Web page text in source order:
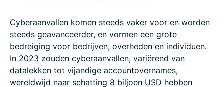
Cyberaanvallen komen steeds vaker voor en worden
steeds geavanceerder, en vormen een grote
bedreiging voor bedrijven, overheden en individuen.
In 2023 zouden cyberaanvallen, variërend van
datalekken tot vijandige accountovernames,
wereldwijd naar schatting 8 biljoen USD hebben